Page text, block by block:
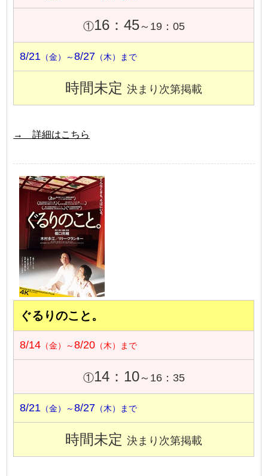
①16：45～19：05
8/21 （金）～8/27 （木）まで
時間未定決まり次第掲載
→ 詳細はこちら
ぐるりのこと。
8/14 （金）～8/20 （木）まで
①14：10～16：35
8/21 （金）～8/27 （木）まで
時間未定決まり次第掲載